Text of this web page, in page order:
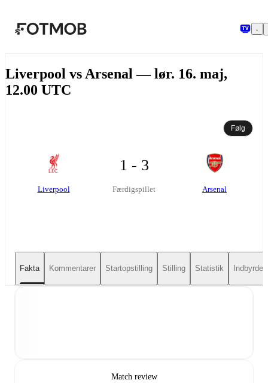
Liverpool vs Arsenal — lør. 16. maj,
12.00 UTC
Følg
Liverpool
1 - 3
Færdigspillet Arsenal
Fakta Kommentarer Startopstilling Stilling Statistik Indbyrdes
Match review